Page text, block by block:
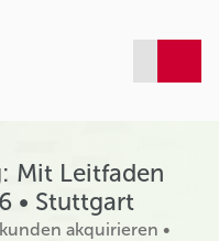
Mit Leitfaden
• Stuttgart
akquirieren •